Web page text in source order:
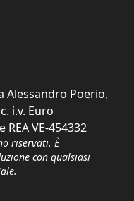
Alessandro Poerio,
i.v. Euro
REA VE-454332
riservati. È
con qualsiasi